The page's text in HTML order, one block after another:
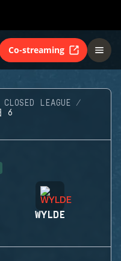
Co-streaming
CLOSED LEAGUE
6
WYLDE